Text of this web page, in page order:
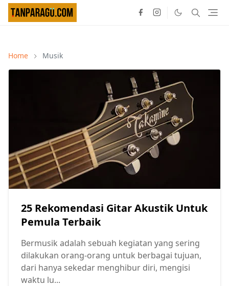
Home Musik
25 Rekomendasi Gitar Akustik Untuk
Pemula Terbaik
Bermusik adalah sebuah kegiatan yang sering
dilakukan orang-orang untuk berbagai tujuan,
dari hanya sekedar menghibur diri, mengisi
waktu lu...